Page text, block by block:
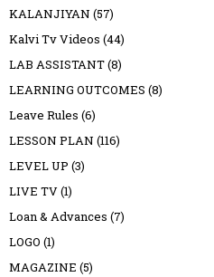
KALANJIYAN (57)
Kalvi Tv Videos (44)
LAB ASSISTANT(8)
LEARNING OUTCOMES (8)
Leave Rules (6)
LESSON PLAN (116)
LEVEL UP (3)
LIVE TV(1)
Loan & Advances (7)
LOGO (1)
MAGAZINE (5)